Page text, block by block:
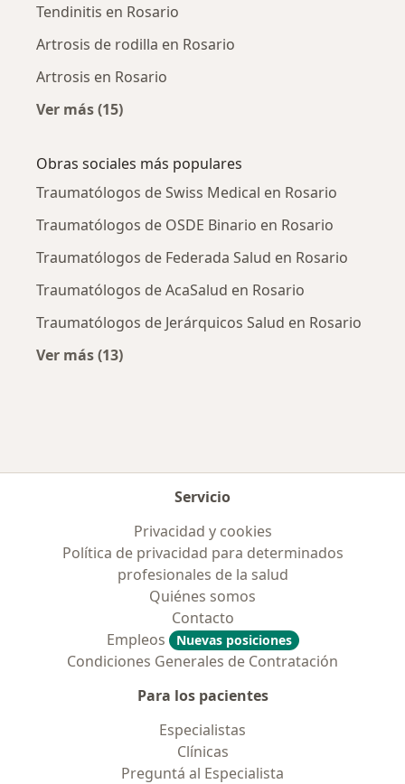
Tendinitis en Rosario
Artrosis de rodilla en Rosario
Artrosis en Rosario
Ver más (15)
Obras sociales más populares
Traumatólogos de Swiss Medical en Rosario
Traumatólogos de OSDE Binario en Rosario
Traumatólogos de Federada Salud en Rosario
Traumatólogos de AcaSalud en Rosario
Traumatólogos de Jerárquicos Salud en Rosario
Ver más (13)
Servicio
Privacidad y cookies
Política de privacidad para determinados
profesionales de la salud
Quiénes somos
Contacto
Empleos
Nuevas posiciones
Condiciones Generales de Contratación
Para los pacientes
Especialistas
Clínicas
Preguntá al Especialista